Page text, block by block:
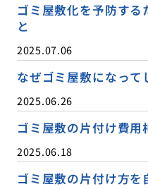
ゴミ屋敷化を予防す
と
2025.07.06
なぜゴミ屋敷になっ
2025.06.26
ゴミ屋敷の片付け費用
2025.06.18
ゴミ屋敷の片付け方